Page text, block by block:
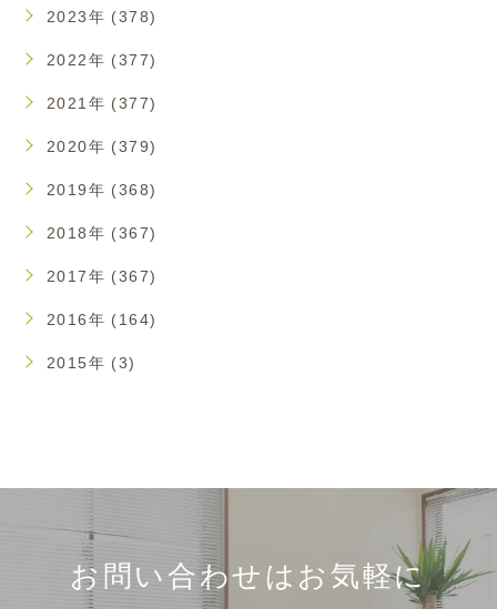
2023年 (378)
2022年 (377)
2021年 (377)
2020年 (379)
2019年 (368)
2018年 (367)
2017年 (367)
2016年 (164)
2015年 (3)
お問い合わせはお気軽に